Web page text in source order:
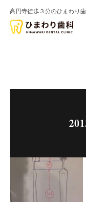
高円寺徒歩３分のひまわり